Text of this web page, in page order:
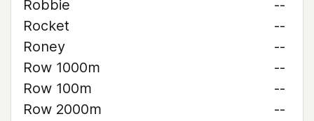
Robbie
--
Rocket
--
Roney
--
Row 1000m
--
Row 100m
--
Row 2000m
--